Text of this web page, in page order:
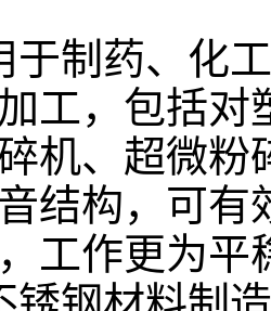
于制药、化
工，包括
机、超微
结构，可
工作更为平